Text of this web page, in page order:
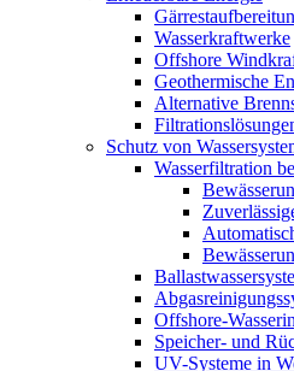
Wasserkraftwerke
Offshore
Geothermische
Alternative
Schutz von
Wasserfiltration
Offshore-
Speicher- und
UV-Systeme in